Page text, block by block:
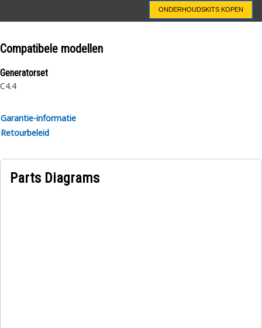
ONDERHOUDSKITS KOPEN
Compatibele modellen
Generatorset
C4.4
Garantie-informatie
Retourbeleid
Parts Diagrams